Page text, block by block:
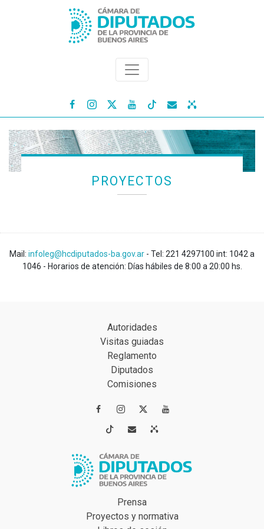
   
PROYECTOS
Mail: infoleg@hcdiputados-ba.gov.ar - Tel: 221 4297100 int: 1042 a
1046 - Horarios de atención: Días hábiles de 8:00 a 20:00 hs.
Autoridades
Visitas guiadas
Reglamento
Diputados
Comisiones
 
 
Prensa
Proyectos y normativa